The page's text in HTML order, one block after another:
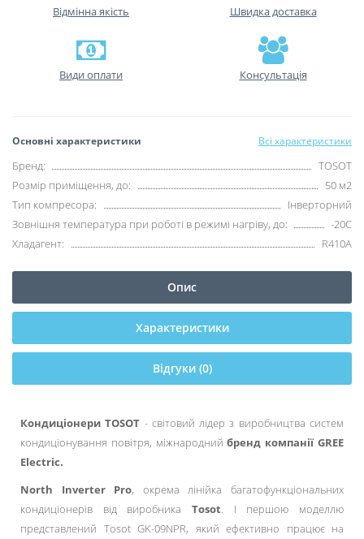
Відмінна якість Швидка доставка
Види оплати Консультація
Основні характеристики Всі характеристики
Бренд:
TOSOT
Розмір приміщення, до:
50 м2
Тип компресора:
Інверторний
Зовнішня температура при роботі в режимі нагріву, до:
-20С
Хладагент:
R410А
Опис
Характеристики
Відгуки (0)
Кондиціонери TOSOT - світовий лідер з виробництва систем
кондиціонування повітря, міжнароднийбренд компанії GREE
Electric.
North Inverter Pro, окрема лінійка багатофункціональних
кондиціонерів від виробника Tosot. І першою моделлю
представлений Tosot GK-09NPR, який ефективно працює на